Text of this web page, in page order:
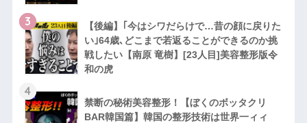
3
【後編】｢今はシワだらけで…昔の顔に戻りた
い｣64歳､どこまで若返ることができるのか挑
戦したい【南原 竜樹】[23人目]美容整形版令
和の虎
4
禁断の秘術美容整形！【ぼくのボッタクリ
BAR韓国篇】韓国の整形技術は世界一ィィ